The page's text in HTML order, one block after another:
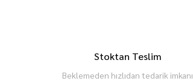
Stoktan Teslim
Beklemeden hızlıdan tedarik imkanı